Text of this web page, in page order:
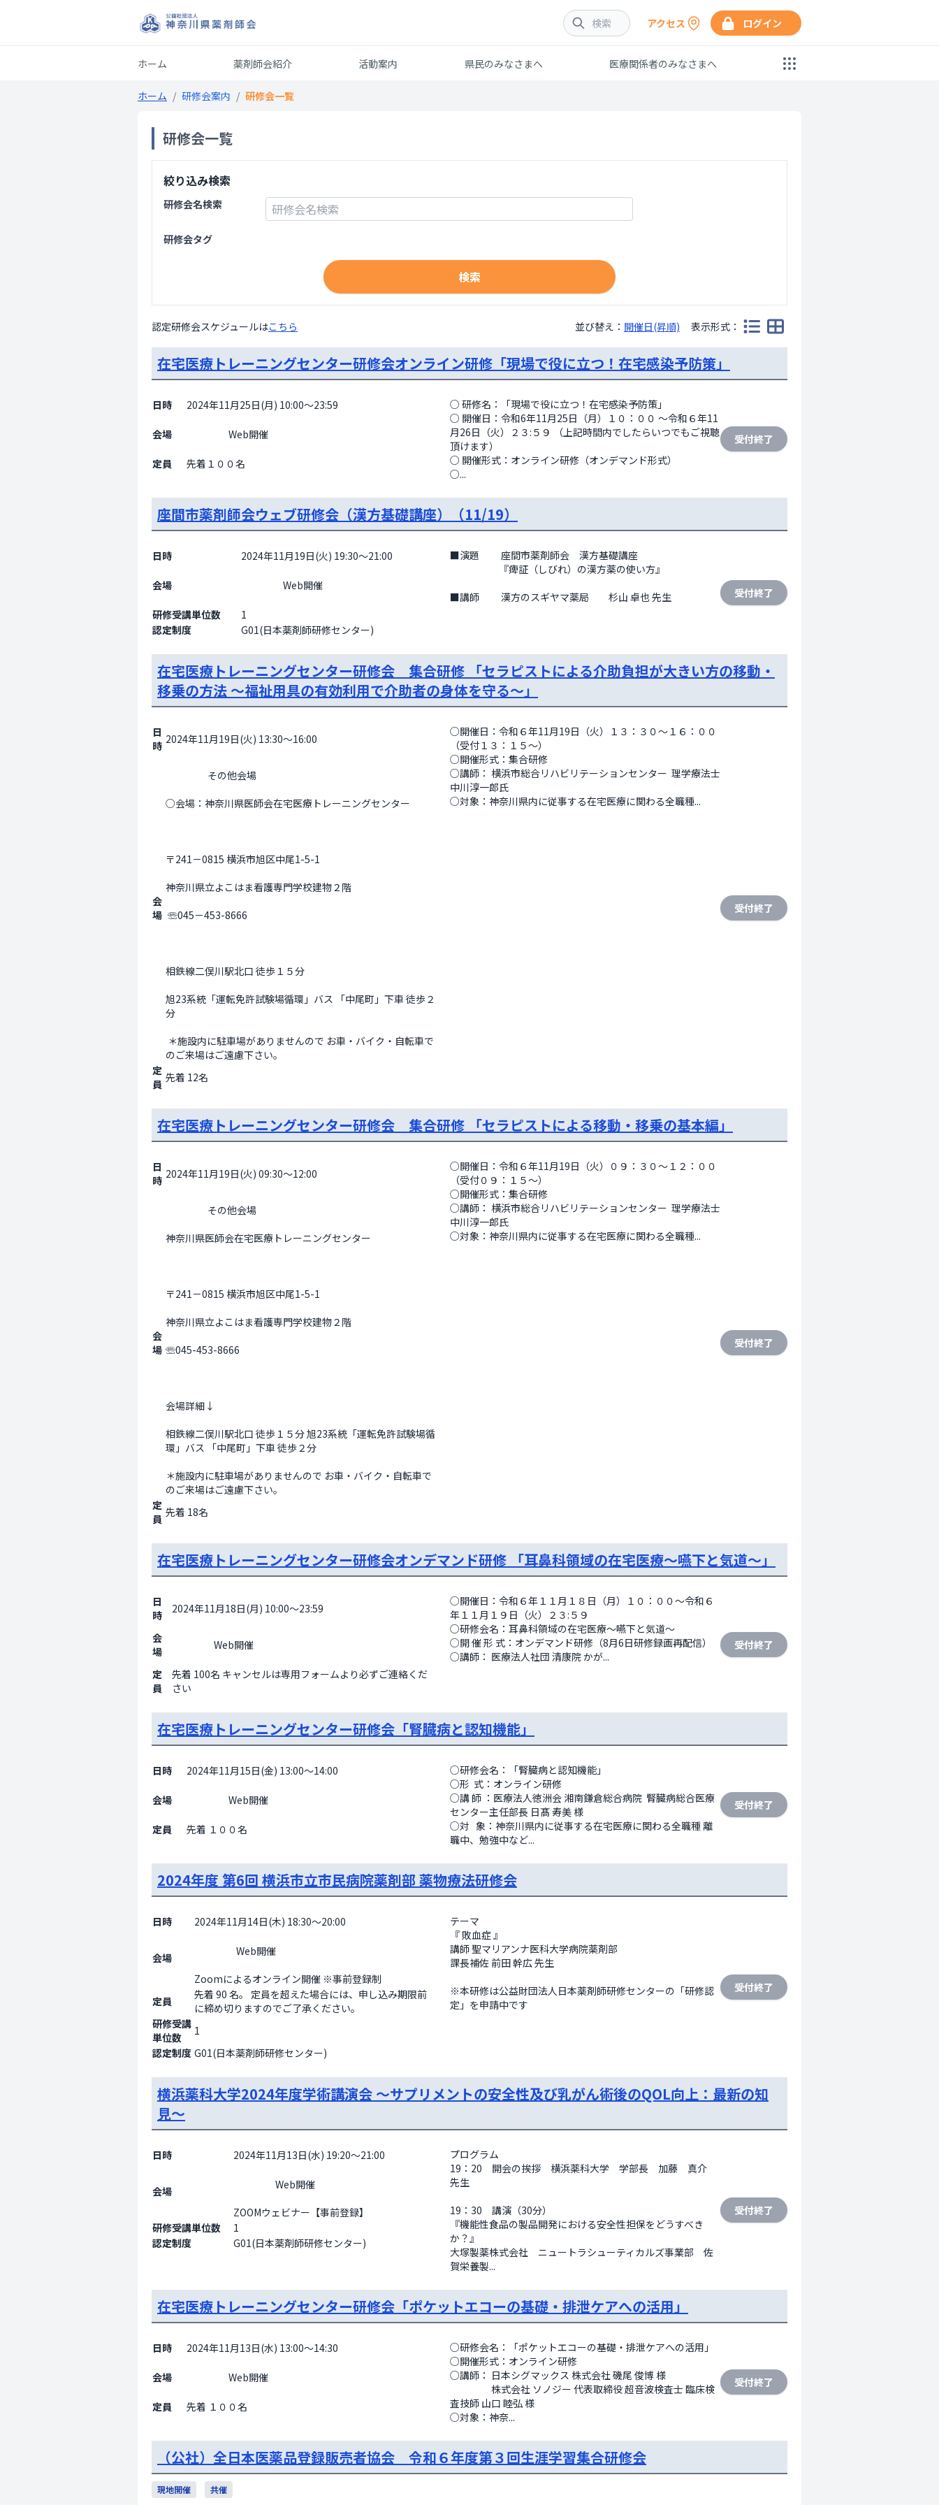
アクセス ログイン
ホーム 薬剤師会紹介 活動案内 県民のみなさまへ 医療関係者のみなさまへ
ホーム / 研修会案内 / 研修会一覧
研修会一覧
絞り込み検索
研修会名検索
研修会タグ
検索
認定研修会スケジュールはこちら 並び替え： 開催日(昇順) 表示形式：
在宅医療トレーニングセンター研修会オンライン研修「現場で役に立つ！在宅感染予防策」
日時 2024年11月25日(月) 10:00～23:59
会場
定員 先着１００名
○ 研修名：「現場で役に立つ！在宅感染予防策」
○ 開催日：令和6年11月25日（月）１０：００ ～令和６年11
月26日（火）２３:５９ （上記時間内でしたらいつでもご視聴
頂けます）
○ 開催形式：オンライン研修（オンデマンド形式）
○...
受付終了
座間市薬剤師会ウェブ研修会（漢方基礎講座）（11/19）
日時 2024年11月19日(火) 19:30～21:00
会場
研修受講単位数
1
認定制度
G01(日本薬剤師研修センター)
■演題　　 座間市薬剤師会　漢方基礎講座
『痺証（しびれ）の漢方薬の使い方』
■講師　　 漢方のスギヤマ薬局　　杉山 卓也 先生
受付終了
在宅医療トレーニングセンター研修会 集合研修 「セラピストによる介助負担が大きい方の移動・
移乗の方法 ～福祉用具の有効利用で介助者の身体を守る～」
日
時 2024年11月19日(火) 13:30～16:00
会
場
○会場：神奈川県医師会在宅医療トレーニングセンター
〒241－0815 横浜市旭区中尾1-5-1
神奈川県立よこはま看護専門学校建物２階
☏045－453-8666
相鉄線二俣川駅北口 徒歩１５分
旭23系統「運転免許試験場循環」バス 「中尾町」下車 徒歩２
分
のご来場はご遠慮下さい。
定
員 先着 12名
○開催日：令和６年11月19日（火）１３：３０～１６：００
（受付１３：１５～）
○開催形式：集合研修
○講師： 横浜市総合リハビリテーションセンター  理学療法士
中川淳一郎氏
○対象：神奈川県内に従事する在宅医療に関わる全職種...
受付終了
在宅医療トレーニングセンター研修会 集合研修 「セラピストによる移動・移乗の基本編」
日
時 2024年11月19日(火) 09:30～12:00
会
場
神奈川県医師会在宅医療トレーニングセンター
〒241－0815 横浜市旭区中尾1-5-1
神奈川県立よこはま看護専門学校建物２階
☏045-453-8666
会場詳細↓
相鉄線二俣川駅北口 徒歩１５分 旭23系統「運転免許試験場循
環」バス 「中尾町」下車 徒歩２分
＊施設内に駐車場がありませんので お車・バイク・自転車で
のご来場はご遠慮下さい。
定
員 先着 18名
○開催日：令和６年11月19日（火）０９：３０～１２：００
（受付０９：１５～）
○開催形式：集合研修
○講師： 横浜市総合リハビリテーションセンター  理学療法士
中川淳一郎氏
○対象：神奈川県内に従事する在宅医療に関わる全職種...
受付終了
在宅医療トレーニングセンター研修会オンデマンド研修 「耳鼻科領域の在宅医療～嚥下と気道～」
日
時
2024年11月18日(月) 10:00～23:59
会
場
定
員
先着 100名 キャンセルは専用フォームより必ずご連絡くだ
さい
○開催日：令和６年１１月１８日（月）１０：００～令和６
年１１月１９日（火）２３:５９
○研修会名：耳鼻科領域の在宅医療～嚥下と気道～
○開 催 形 式：オンデマンド研修（8月6日研修録画再配信）
○講師： 医療法人社団 清康院 かが...
受付終了
在宅医療トレーニングセンター研修会「腎臓病と認知機能」
日時 2024年11月15日(金) 13:00～14:00
会場
定員 先着 １００名
○研修会名：「腎臓病と認知機能」
○形  式：オンライン研修
○講 師 ：医療法人徳洲会 湘南鎌倉総合病院  腎臓病総合医療
センター主任部長 日髙 寿美 様
○対   象：神奈川県内に従事する在宅医療に関わる全職種 離
職中、勉強中など...
受付終了
2024年度 第6回 横浜市立市民病院薬剤部 薬物療法研修会
日時 2024年11月14日(木) 18:30～20:00
会場
Zoomによるオンライン開催 ※事前登録制
定員
先着 90 名。 定員を超えた場合には、申し込み期限前
に締め切りますのでご了承ください。
研修受講
単位数
1
認定制度 G01(日本薬剤師研修センター)
テーマ
『 敗血症 』
講師 聖マリアンナ医科大学病院薬剤部
課長補佐 前田 幹広 先生
※本研修は公益財団法人日本薬剤師研修センターの「研修認
定」を申請中です
受付終了
横浜薬科大学2024年度学術講演会 ～サプリメントの安全性及び乳がん術後のQOL向上：最新の知
見～
日時 2024年11月13日(水) 19:20～21:00
会場
ZOOMウェビナー【事前登録】
研修受講単位数
1
認定制度
G01(日本薬剤師研修センター)
プログラム
19：20　開会の挨拶　横浜薬科大学　学部長　加藤　真介
先生
19：30　講演（30分）
『機能性食品の製品開発における安全性担保をどうすべき
か？』
大塚製薬株式会社　ニュートラシューティカルズ事業部　佐
賀栄養製...
受付終了
在宅医療トレーニングセンター研修会「ポケットエコーの基礎・排泄ケアへの活用」
日時 2024年11月13日(水) 13:00～14:30
会場
定員 先着 １００名
○研修会名：「ポケットエコーの基礎・排泄ケアへの活用」
○開催形式：オンライン研修
○講師： 日本シグマックス 株式会社 磯尾 俊博 様
株式会社 ソノジー 代表取締役 超音波検査士 臨床検
査技師 山口 睦弘 様
○対象：神奈...
受付終了
（公社）全日本医薬品登録販売者協会 令和６年度第３回生涯学習集合研修会
現地開催 共催